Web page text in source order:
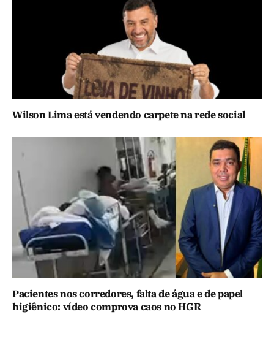
Wilson Lima está vendendo carpete na rede social
Pacientes nos corredores, falta de água e de papel
higiênico: vídeo comprova caos no HGR